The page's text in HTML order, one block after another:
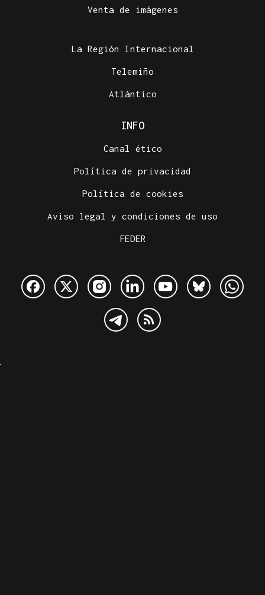
Venta de imágenes
La Región Internacional
Telemiño
Atlántico
INFO
Canal ético
Política de privacidad
Política de cookies
Aviso legal y condiciones de uso
FEDER